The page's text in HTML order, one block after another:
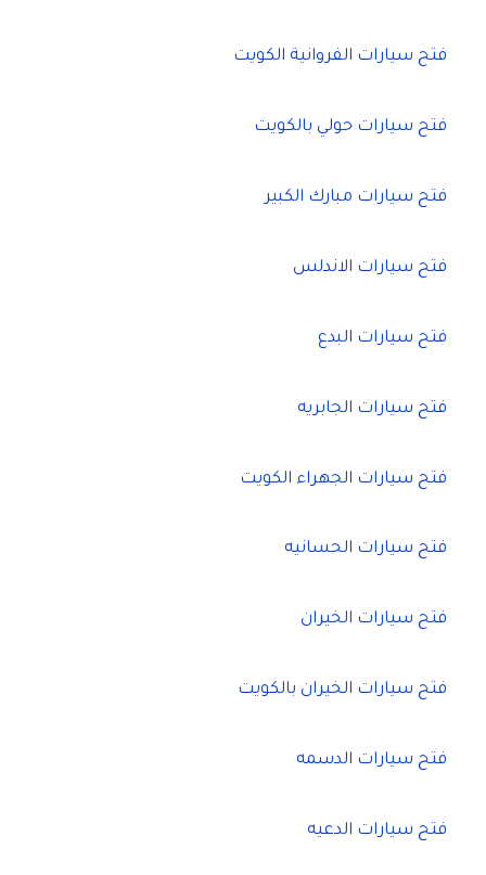
فتح سيارات الفروانية الكويت
فتح سيارات حولي بالكويت
فتح سيارات مبارك الكبير
فتح سيارات الاندلس
فتح سيارات البدع
فتح سيارات الجابريه
فتح سيارات الجهراء الكويت
فتح سيارات الحسانيه
فتح سيارات الخيران
فتح سيارات الخيران بالكويت
فتح سيارات الدسمه
فتح سيارات الدعيه